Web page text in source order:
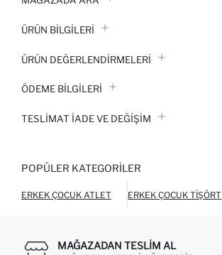
ÜRÜN BILGILERI
ÜRÜN DEĞERLENDİRMELERİ
ÖDEME BİLGİLERİ
TESLIMAT İADE VE DEĞIŞIM
POPÜLER KATEGORILER
ERKEK ÇOCUK ATLET ERKEK ÇOCUK TIŞÖRT
MAĞAZADAN TESLIM AL